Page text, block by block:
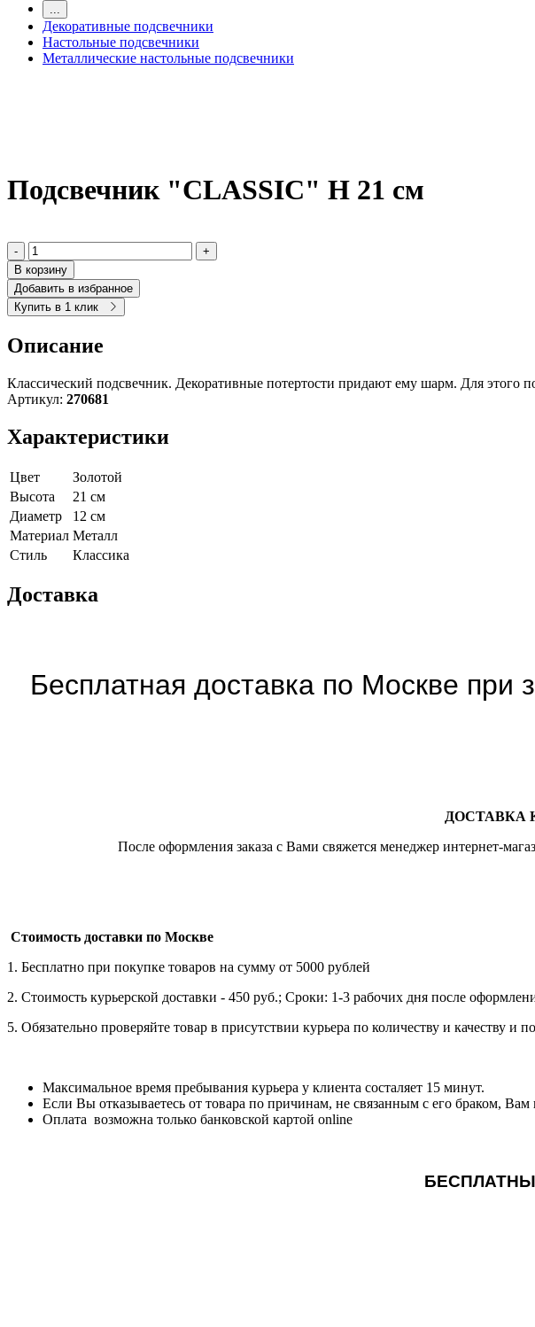
...
Декоративные подсвечники
Настольные подсвечники
Металлические настольные подсвечники
Подсвечник "CLASSIC" H 21 см
-
+
В корзину
Добавить в избранное
Купить в 1 клик
Описание
Классический подсвечник. Декоративные потертости придают ему шарм. Для этого
Артикул: 270681
Характеристики
Цвет
Золотой
Высота
21 см
Диаметр
12 см
Материал Металл
Cтиль
Классика
Доставка
Бесплатная доставка по Москве при
ДОСТАВКА
После оформления заказа с Вами свяжется менеджер интернет-
Стоимость доставки по Москве
1. Бесплатно при покупке товаров на сумму от 5000 рублей
2. Стоимость курьерской доставки - 450 руб.; Сроки: 1-3 рабочих дня после
5. Обязательно проверяйте товар в присутствии курьера по количеству и качеству
Максимальное время пребывания курьера у клиента состаляет 15 минут.
Если Вы отказываетесь от товара по причинам, не связанным с его браком, Вам
Оплата возможна только банковской картой online